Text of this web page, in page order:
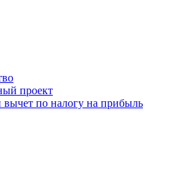
проект
по налогу на прибыль